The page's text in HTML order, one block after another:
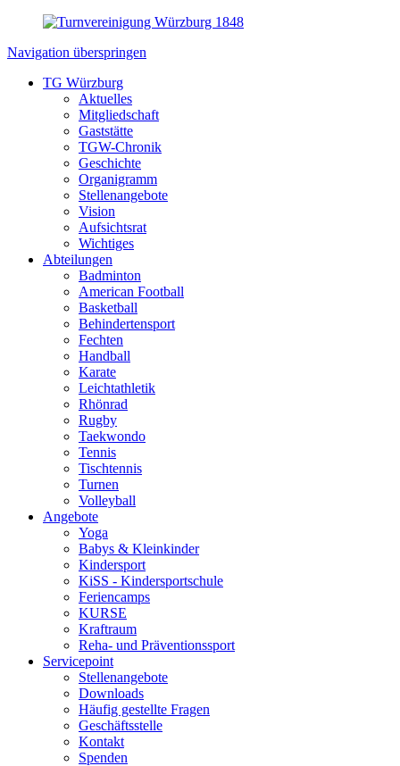
Navigation überspringen
TG Würzburg
Aktuelles
Mitgliedschaft
Gaststätte
TGW-Chronik
Geschichte
Organigramm
Stellenangebote
Vision
Aufsichtsrat
Wichtiges
Abteilungen
Badminton
American Football
Basketball
Behindertensport
Fechten
Handball
Karate
Leichtathletik
Rhönrad
Rugby
Taekwondo
Tennis
Tischtennis
Turnen
Volleyball
Angebote
Yoga
Babys & Kleinkinder
Kindersport
KiSS - Kindersportschule
Feriencamps
KURSE
Kraftraum
Reha- und Präventionssport
Servicepoint
Stellenangebote
Downloads
Häufig gestellte Fragen
Geschäftsstelle
Kontakt
Spenden